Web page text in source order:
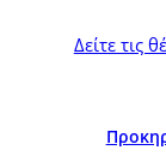
Δείτε τις